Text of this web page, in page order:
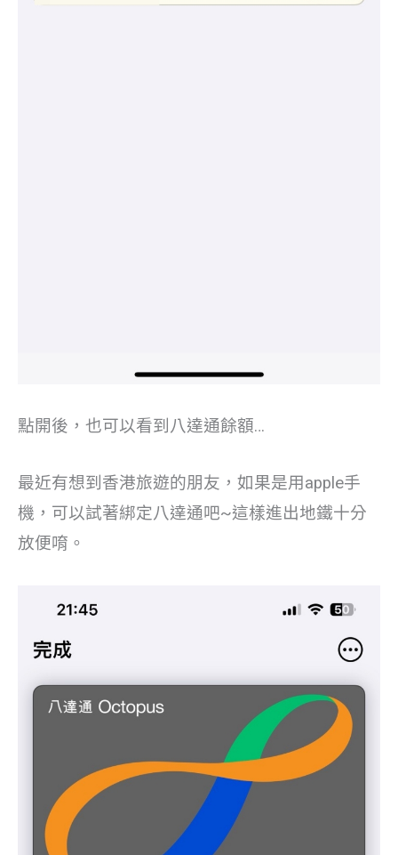
點開後，也可以看到八達通餘額…
最近有想到香港旅遊的朋友，如果是用apple手
機，可以試著綁定八達通吧~這樣進出地鐵十分
放便唷。